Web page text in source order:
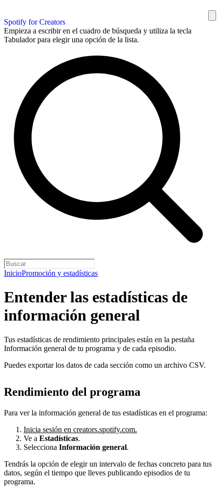
Spotify for Creators
Empieza a escribir en el cuadro de búsqueda y utiliza la tecla
Tabulador para elegir una opción de la lista.
InicioPromoción y estadísticas
Entender las estadísticas de
información general
Tus estadísticas de rendimiento principales están en la pestaña
Información general de tu programa y de cada episodio.
Puedes exportar los datos de cada sección como un archivo CSV.
Rendimiento del programa
Para ver la información general de tus estadísticas en el programa:
Inicia sesión en creators.spotify.com.
Ve a Estadísticas.
Selecciona Información general.
Tendrás la opción de elegir un intervalo de fechas concreto para tus
datos, según el tiempo que lleves publicando episodios de tu
programa.